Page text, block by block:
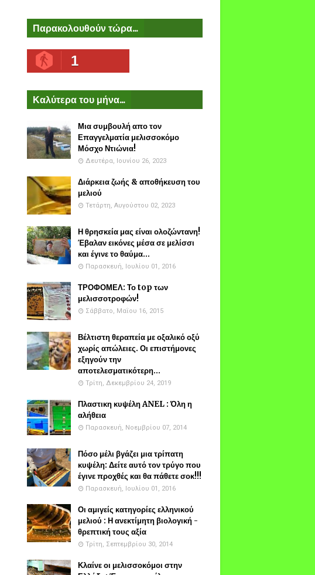
Παρακολουθούν τώρα...
1
Καλύτερα του μήνα...
Μια συμβουλή απο τον
Επαγγελματία μελισσοκόμο
Μόσχο Ντιώνια!
Δευτέρα, Ιουνίου 26, 2023
Διάρκεια ζωής & αποθήκευση του
μελιού
Τετάρτη, Αυγούστου 02, 2023
Η θρησκεία μας είναι ολοζώντανη!
Έβαλαν εικόνες μέσα σε μελίσσι
και έγινε το θαύμα...
Παρασκευή, Ιουλίου 01, 2016
ΤΡΟΦΟΜΕΛ: Το top των
μελισσοτροφών!
Σάββατο, Μαΐου 16, 2015
Βέλτιστη θεραπεία με οξαλικό οξύ
χωρίς απώλειες. Οι επιστήμονες
εξηγούν την
αποτελεσματικότερη...
Τρίτη, Δεκεμβρίου 24, 2019
Πλαστικη κυψέλη ANEL : Όλη η
αλήθεια
Παρασκευή, Νοεμβρίου 07, 2014
Πόσο μέλι βγάζει μια τρίπατη
κυψέλη: Δείτε αυτό τον τρύγο που
έγινε προχθές και θα πάθετε σοκ!!!
Παρασκευή, Ιουλίου 01, 2016
Οι αμιγείς κατηγορίες ελληνικού
μελιού : Η ανεκτίμητη βιολογική -
θρεπτική τους αξία
Τρίτη, Σεπτεμβρίου 30, 2014
Κλαίνε οι μελισσοκόμοι στην